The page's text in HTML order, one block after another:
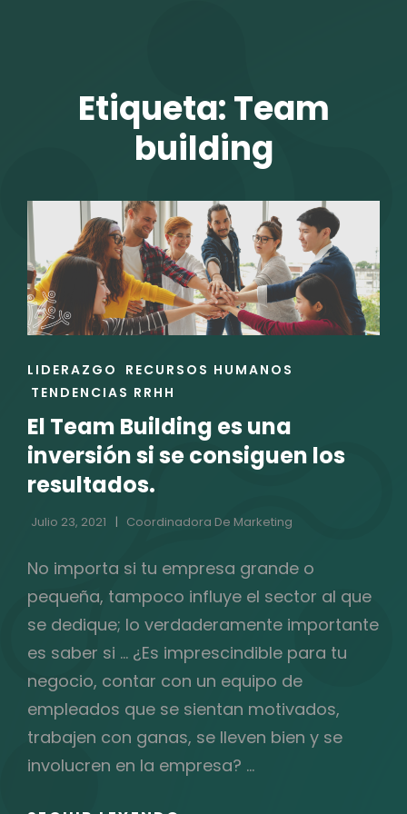
Etiqueta:Team
building
ENLACES
DE
CATEGORÍAS
LIDERAZGO
RECURSOS HUMANOS
TENDENCIAS RRHH
El Team Building es una
inversión si se consiguen los
resultados.
Julio 23, 2021 Coordinadora De Marketing
No importa si tu empresa grande o
pequeña, tampoco influye el sector al que
se dedique; lo verdaderamente importante
es saber si … ¿Es imprescindible para tu
negocio, contar con un equipo de
empleados que se sientan motivados,
trabajen con ganas, se lleven bien y se
involucren en la empresa? …